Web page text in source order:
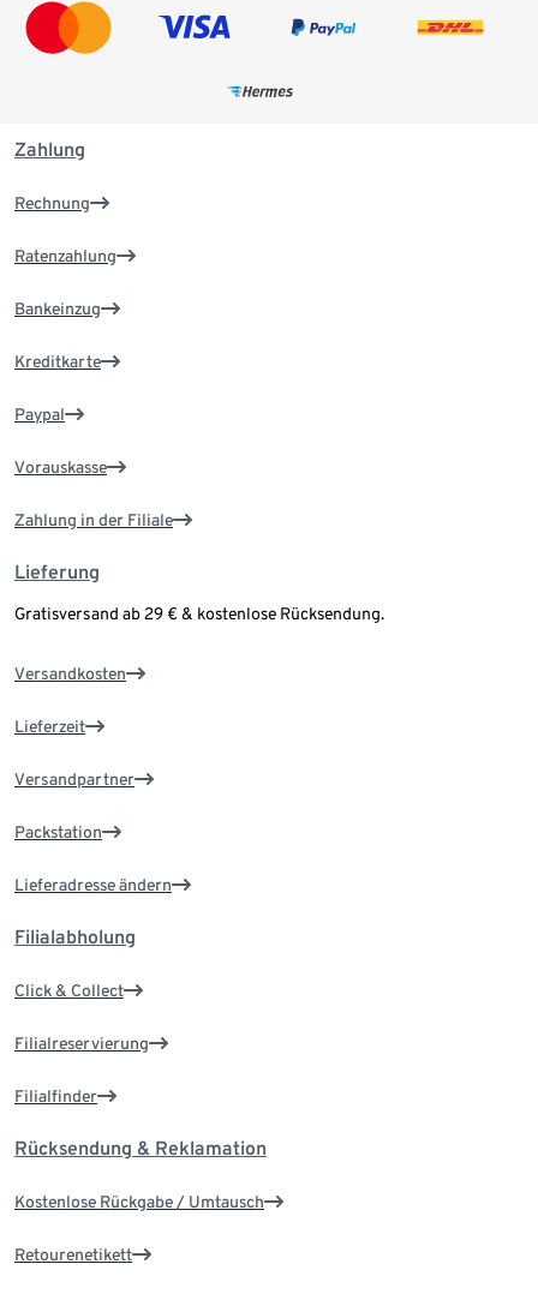
Zahlung
Rechnung
Ratenzahlung
Bankeinzug
Kreditkarte
Paypal
Vorauskasse
Zahlung in der Filiale
Lieferung
Gratisversand ab 29 € & kostenlose Rücksendung.
Versandkosten
Lieferzeit
Versandpartner
Packstation
Lieferadresse ändern
Filialabholung
Click & Collect
Filialreservierung
Filialfinder
Rücksendung & Reklamation
Kostenlose Rückgabe / Umtausch
Retourenetikett